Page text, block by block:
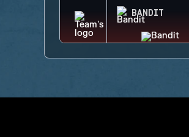
BANDIT